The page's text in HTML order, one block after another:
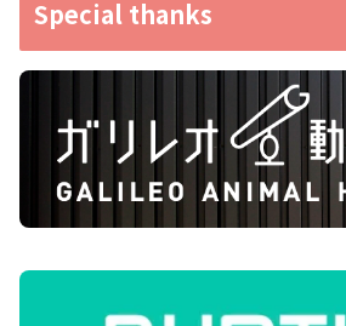
Special thanks